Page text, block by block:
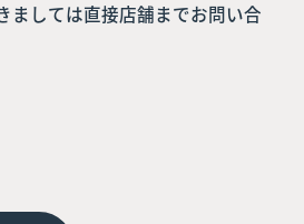
ましては直接店舗までお問い合